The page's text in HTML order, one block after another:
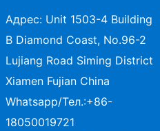
Адрес: Unit 1503-4 Building
B Diamond Coast, No.96-2
Lujiang Road Siming District
Xiamen Fujian China
Whatsapp/Тел.:+86-
18050019721